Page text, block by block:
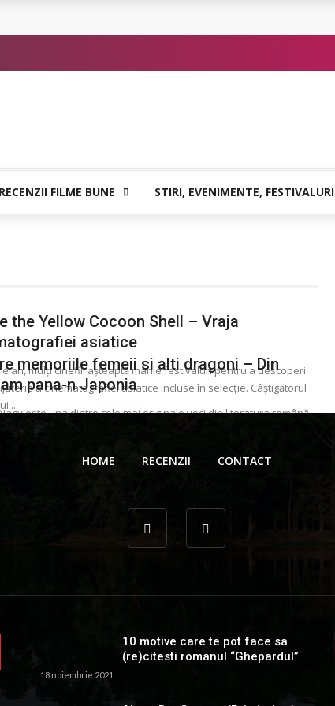
RECENZII FILME BUNE STIRI, EVENIMENTE, FESTIVALURI
the Yellow Cocoon Shell – Vraja
asiatice
an, mulţi cinefili așteaptă marile festivaluri pentru a descoperi
a cinematografiei asiatice incluse în selecție. Câștigătorul
...
memoriile femeii si alti dragoni – Din
pana-n Japonia
este una dintre cele mai originale voci din literatura română
HOME RECENZII CONTACT
10 motive care te pot face sa
(re)citesti romanul “Ghepardul”
18 noiembrie 2021